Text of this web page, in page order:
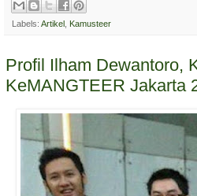
Labels: Artikel Kamusteer
Profil Ilham Dewantoro,
KeMANGTEER Jakarta